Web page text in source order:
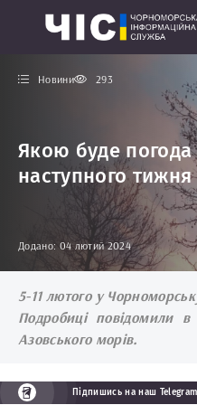
Новини 293
Якою буде
наступного
Додано: 04 лютий 2024
5-11 лютого у
Подробиці повідомили в
Азовського морів.
Підпишись на наш